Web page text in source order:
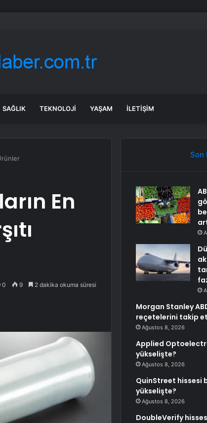
tarihi rekor: 24 saatten fazla havada kaldılar
SAĞLIK TEKNOLOJI YAŞAM İLETIŞIM
En
0 9 2 dakika okuma süresi
Son
Morgan Stanley
reçetelerini takip
Ağustos 8, 2026
Applied
yükselişte?
Ağustos 8, 2026
QuinStreet hissesi
yükselişte?
Ağustos 8, 2026
DoubleVerify